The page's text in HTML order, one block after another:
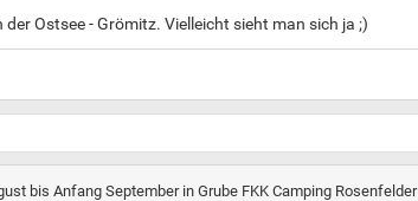
Ostsee - Grömitz. Vielleicht sieht man sich ja ;)
bis Anfang September in Grube FKK Camping